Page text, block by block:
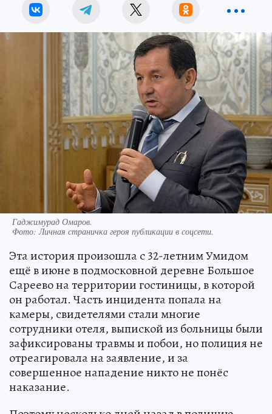
Гаджимурад Омаров.
Фото:Личная страничка героя публикации в соцсети.
Эта история произошла с 32-летним Умидом
ещё в июне в подмосковной деревне Большое
Сареево на территории гостиницы, в которой
он работал. Часть инцидента попала на
камеры, свидетелями стали многие
сотрудники отеля, выпиской из больницы были
зафиксированы травмы и побои, но полиция не
отреагировала на заявление, и за
совершенное нападение никто не понёс
наказание.